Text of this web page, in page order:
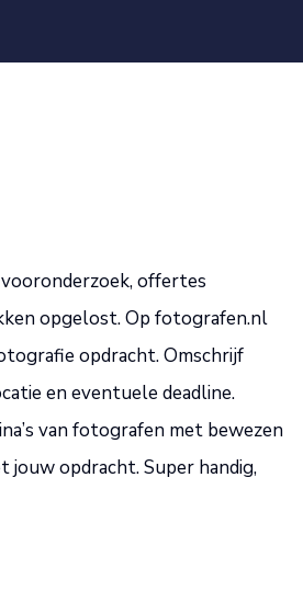
offertes
opgelost. Op fotografen.nl
opdracht. Omschrijf
en eventuele deadline.
van fotografen met bewezen
jouw opdracht. Super handig,